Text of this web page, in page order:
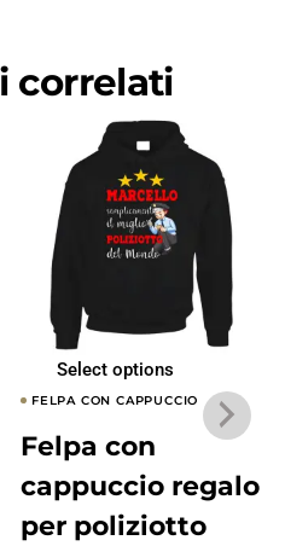
correlati
Select options
FELPA CON CAPPUCCIO
Felpa con
cappuccio regalo
per poliziotto